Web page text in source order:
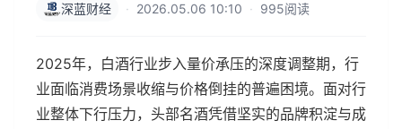
深蓝财经 · 2026.05.06 10:10 · 995阅读
2025年，白酒行业步入量价承压的深度调整期，行
业面临消费场景收缩与价格倒挂的普遍困境。面对行
业整体下行压力，头部名酒凭借坚实的品牌积淀与成